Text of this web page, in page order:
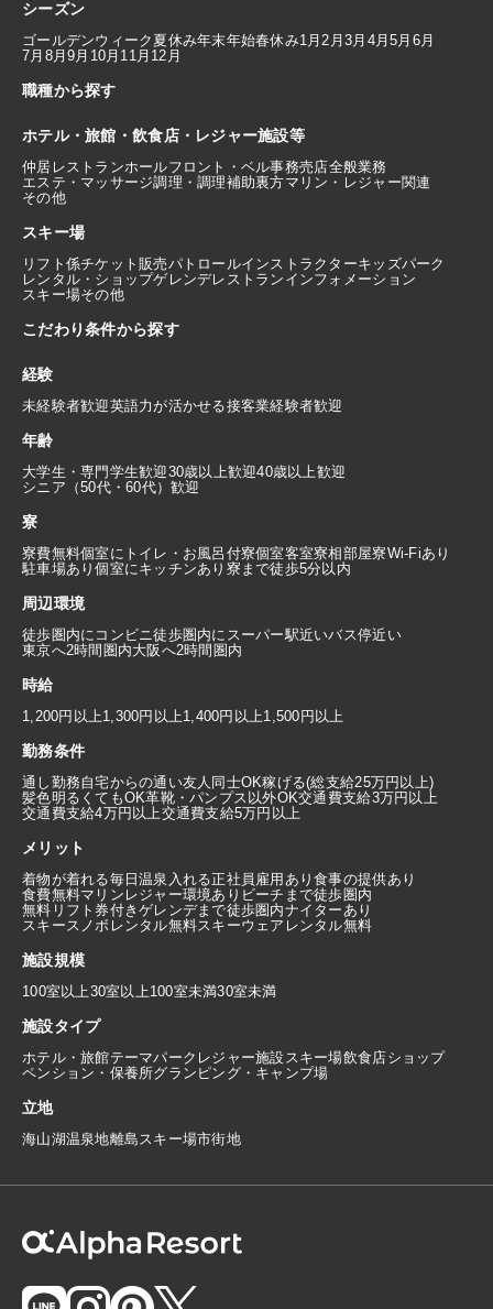
シーズン
ゴールデンウィーク 夏休み年末年始春休み1月2月3月 4月5月 6月
7月 8月9月 10月 11月 12月
職種から探す
ホテル・旅館・飲食店・レジャー施設等
仲居 レストランホールフロント・ベル事務売店全般業務
エステ・マッサージ調理・調理補助裏方マリン・レジャー関連
その他
スキー場
リフト係チケット販売パトロールインストラクターキッズパーク
レンタル・ショップゲレンデレストラン インフォメーション
スキー場その他
こだわり条件から探す
経験
未経験者歓迎英語力が活かせる接客業経験者歓迎
年齢
大学生・専門学生歓迎30歳以上歓迎40歳以上歓迎
シニア（50代・60代）歓迎
寮
寮費無料個室にトイレ・お風呂付寮個室客室寮相部屋寮Wi-Fiあり
駐車場あり個室にキッチンあり 寮まで徒歩5分以内
周辺環境
徒歩圏内にコンビニ徒歩圏内にスーパー駅近いバス停近い
東京へ2時間圏内大阪へ2時間圏内
時給
1,200円以上1,300円以上1,400円以上1,500円以上
勤務条件
通し勤務自宅からの通い友人同士OK稼げる(総支給25万円以上)
髪色明るくてもOK革靴・パンプス以外OK交通費支給3万円以上
交通費支給4万円以上交通費支給5万円以上
メリット
着物が着れる毎日温泉入れる正社員雇用あり食事の提供あり
食費無料マリンレジャー環境あり ビーチまで徒歩圏内
無料リフト券付きゲレンデまで徒歩圏内ナイターあり
スキースノボレンタル無料スキーウェアレンタル無料
施設規模
100室以上30室以上100室未満30室未満
施設タイプ
ホテル・旅館テーマパーク レジャー施設スキー場飲食店ショップ
ペンション・保養所グランピング・キャンプ場
立地
海山湖温泉地離島スキー場市街地